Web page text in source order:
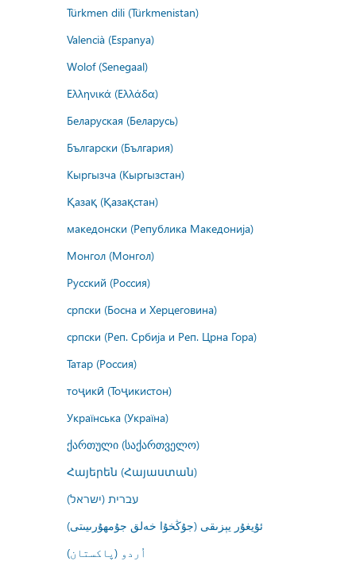
Türkmen dili (Türkmenistan)
Valencià (Espanya)
Wolof (Senegaal)
Ελληνικά (Ελλάδα)
Беларуская (Беларусь)
Български (България)
Кыргызча (Кыргызстан)
Қазақ (Қазақстан)
македонски (Република Македонија)
Монгол (Монгол)
Русский (Россия)
српски (Босна и Херцеговина)
српски (Реп. Србија и Реп. Црна Гора)
Татар (Россия)
тоҷикӣ (Тоҷикистон)
Українська (Україна)
ქართული (საქართველო)
Հայերեն (Հայաստան)
עברית (ישראל)
ئۇيغۇر يېزىقى (جۇڭخۇا خەلق جۇمھۇرىيىتى)
اُردو (پاکستان)